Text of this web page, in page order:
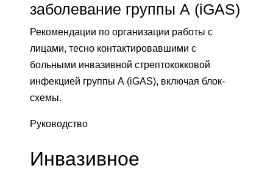
заболевание группы А (iGAS)
Рекомендации по организации работы с
лицами, тесно контактировавшими с
больными инвазивной стрептококковой
инфекцией группы А (iGAS), включая блок-
схемы.
Руководство
Инвазивное